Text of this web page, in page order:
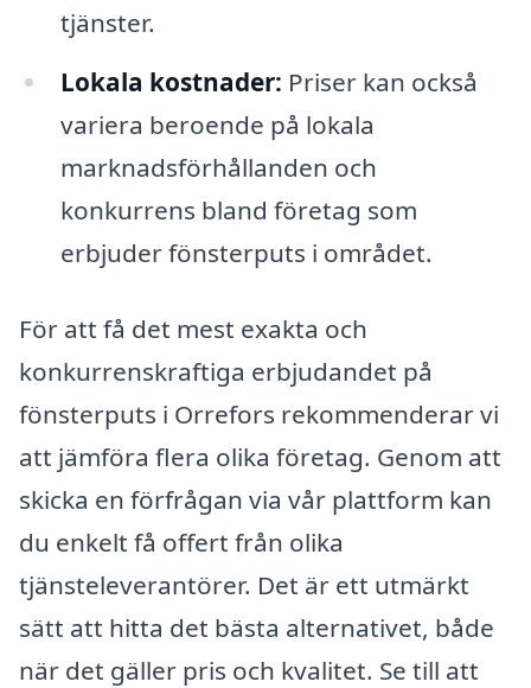
tjänster.
Lokala kostnader: Priser kan också
variera beroende på lokala
marknadsförhållanden och
konkurrens bland företag som
erbjuder fönsterputs i området.
För att få det mest exakta och
konkurrenskraftiga erbjudandet på
fönsterputs i Orrefors rekommenderar vi
att jämföra flera olika företag. Genom att
skicka en förfrågan via vår plattform kan
du enkelt få offert från olika
tjänsteleverantörer. Det är ett utmärkt
sätt att hitta det bästa alternativet, både
när det gäller pris och kvalitet. Se till att